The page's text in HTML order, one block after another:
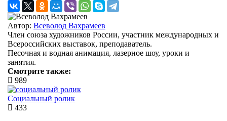
Автор: Всеволод Вахрамеев
Член союза художников России, участник международных и
Всероссийских выставок, преподаватель.
Песочная и водная анимация, лазерное шоу, уроки и
занятия.
Смотрите также:
989
Социальный ролик
433